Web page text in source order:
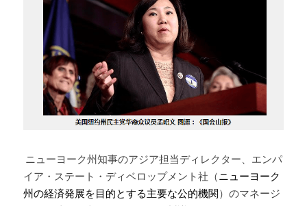
イア・ステート・ディベロップメント社（ニューヨーク
州の経済発展を目的とする主要な公的機関）のマネージ